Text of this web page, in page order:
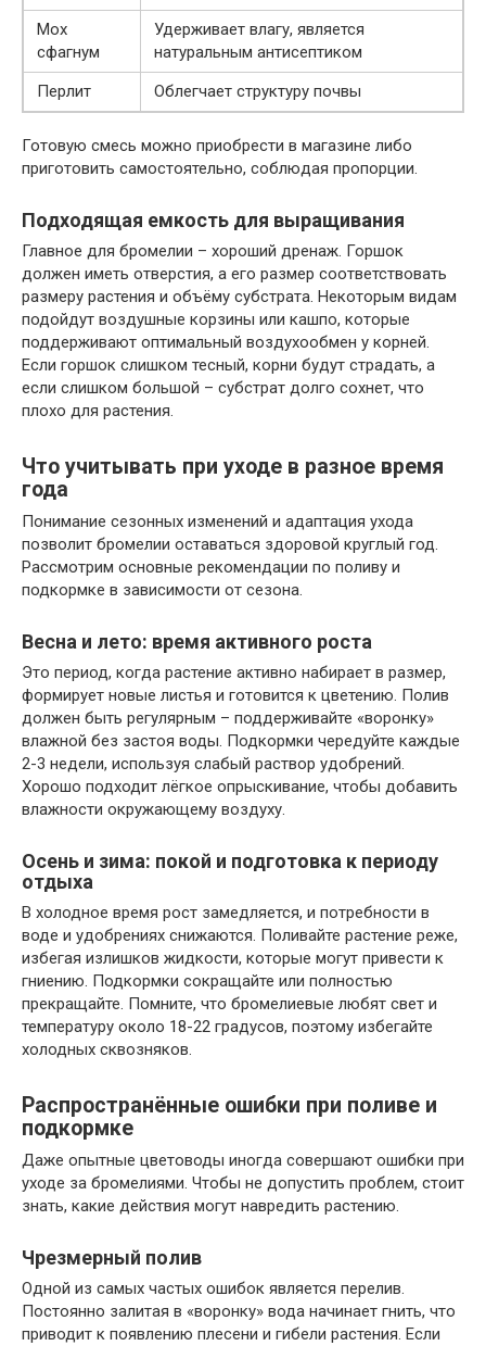
Мох
сфагнум
Удерживает влагу, является
натуральным антисептиком
Перлит
Облегчает структуру почвы
Готовую смесь можно приобрести в магазине либо
приготовить самостоятельно, соблюдая пропорции.
Подходящая емкость для выращивания
Главное для бромелии – хороший дренаж. Горшок
должен иметь отверстия, а его размер соответствовать
размеру растения и объёму субстрата. Некоторым видам
подойдут воздушные корзины или кашпо, которые
поддерживают оптимальный воздухообмен у корней.
Если горшок слишком тесный, корни будут страдать, а
если слишком большой – субстрат долго сохнет, что
плохо для растения.
Что учитывать при уходе в разное время
года
Понимание сезонных изменений и адаптация ухода
позволит бромелии оставаться здоровой круглый год.
Рассмотрим основные рекомендации по поливу и
подкормке в зависимости от сезона.
Весна и лето: время активного роста
Это период, когда растение активно набирает в размер,
формирует новые листья и готовится к цветению. Полив
должен быть регулярным – поддерживайте «воронку»
влажной без застоя воды. Подкормки чередуйте каждые
2-3 недели, используя слабый раствор удобрений.
Хорошо подходит лёгкое опрыскивание, чтобы добавить
влажности окружающему воздуху.
Осень и зима: покой и подготовка к периоду
отдыха
В холодное время рост замедляется, и потребности в
воде и удобрениях снижаются. Поливайте растение реже,
избегая излишков жидкости, которые могут привести к
гниению. Подкормки сокращайте или полностью
прекращайте. Помните, что бромелиевые любят свет и
температуру около 18-22 градусов, поэтому избегайте
холодных сквозняков.
Распространённые ошибки при поливе и
подкормке
Даже опытные цветоводы иногда совершают ошибки при
уходе за бромелиями. Чтобы не допустить проблем, стоит
знать, какие действия могут навредить растению.
Чрезмерный полив
Одной из самых частых ошибок является перелив.
Постоянно залитая в «воронку» вода начинает гнить, что
приводит к появлению плесени и гибели растения. Если